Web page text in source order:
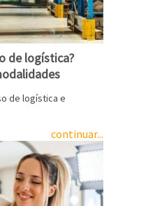
de logística?
de logística e
continuar...